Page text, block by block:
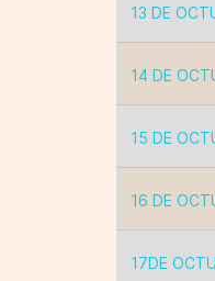
13 DE
14 DE
15 DE
16 DE
17DE